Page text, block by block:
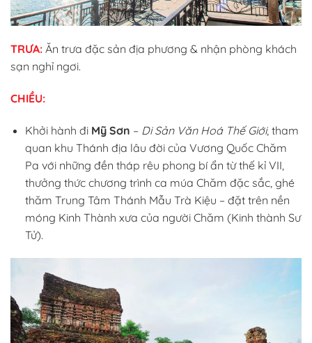
TRƯA: Ăn trưa đặc sản địa phương & nhận phòng khách
sạn nghỉ ngơi.
CHIỀU:
Khởi hành đi Mỹ Sơn – Di Sản Văn Hoá Thế Giới, tham
quan khu Thánh địa lâu đời của Vương Quốc Chăm
Pa với những đền tháp rêu phong bí ẩn từ thế kỉ VII,
thưởng thức chương trình ca múa Chăm đặc sắc, ghé
thăm Trung Tâm Thánh Mẫu Trà Kiệu – đặt trên nền
móng Kinh Thành xưa của người Chăm (Kinh thành Sư
Tử).